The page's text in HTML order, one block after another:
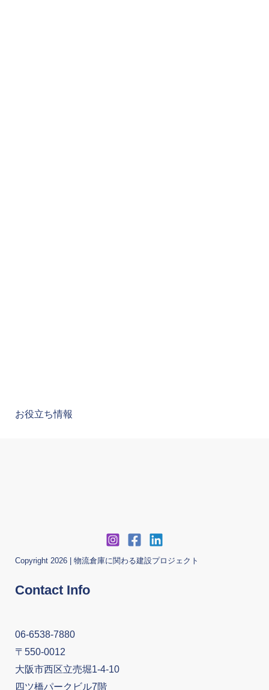
お役立ち情報
Copyright 2026 | 物流倉庫に関わる建設プロジェクト
Contact Info
06-6538-7880
〒550-0012
大阪市西区立売堀1-4-10
四ツ橋パークビル7階